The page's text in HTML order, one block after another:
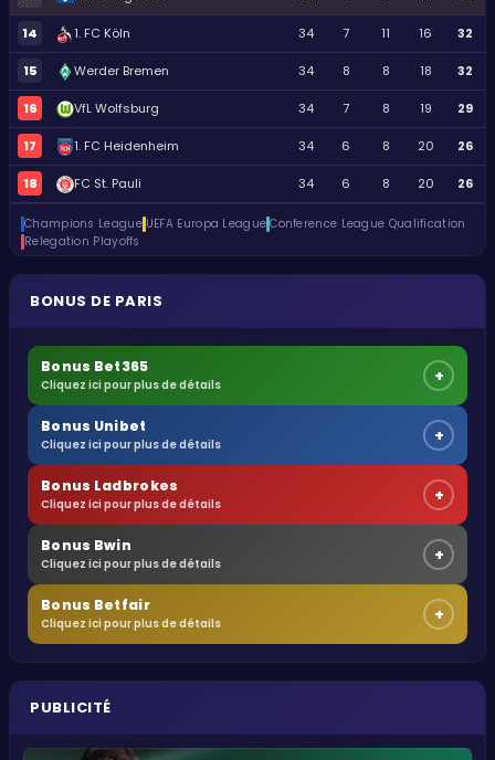
14 1. FC Köln 34 7 11 16 32
15 Werder Bremen 34 8 8 18 32
16 VfL Wolfsburg 34 7 8 19 29
17 1. FC Heidenheim 34 6 8 20 26
18 FC St. Pauli 34 6 8 20 26
Champions League UEFA Europa League Conference League Qualification
Relegation Playoffs
BONUS DE PARIS
Bonus Bet365
Cliquez ici pour plus de détails +
Bonus Unibet
Cliquez ici pour plus de détails +
Bonus Ladbrokes
Cliquez ici pour plus de détails +
Bonus Bwin
Cliquez ici pour plus de détails +
Bonus Betfair
Cliquez ici pour plus de détails +
PUBLICITÉ